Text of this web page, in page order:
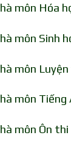
môn Hóa
môn Sinh
môn
môn
môn Ôn